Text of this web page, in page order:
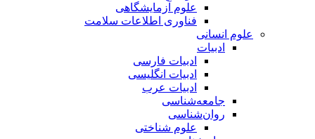
علوم آزمایشگاهی
فناوری اطلاعات سلامت
علوم انسانی
ادبیات
ادبیات فارسی
ادبیات انگلیسی
ادبیات عرب
جامعه‌شناسی
روان‌شناسی
علوم شناختی